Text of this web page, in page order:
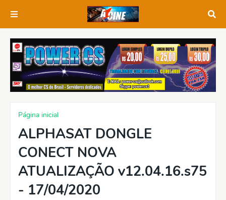
Página inicial
ALPHASAT DONGLE
CONECT NOVA
ATUALIZAÇÃO v12.04.16.s75
- 17/04/2020